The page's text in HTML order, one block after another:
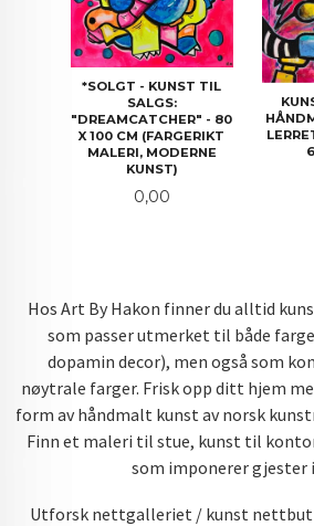
*SOLGT - KUNST TIL
SALGS:
"DREAMCATCHER" - 80
X 100 CM (FARGERIKT
MALERI, MODERNE
KUNST)
Pris
0,00
Hos Art By Hakon finner du alltid
som passer utmerket til både
dopamin decor), men også som
nøytrale farger. Frisk opp ditt hjem
form av håndmalt kunst av norsk
Finn et maleri til stue, kunst til
som imponerer gjester
Utforsk nettgalleriet / kunst